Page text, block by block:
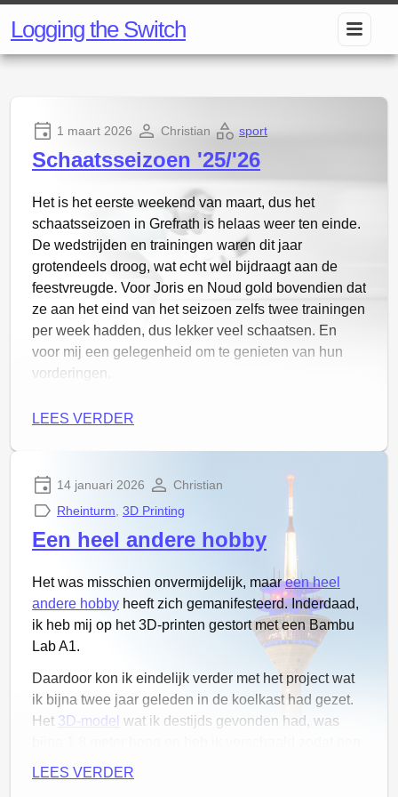
Logging the Switch
1 maart 2026 Christian sport
Schaatsseizoen '25/'26
Het is het eerste weekend van maart, dus het
schaatsseizoen in Grefrath is helaas weer ten einde.
De wedstrijden en trainingen waren dit jaar
grotendeels droog, wat echt wel bijdraagt aan de
feestvreugde. Voor Joris en Noud gold bovendien dat
ze aan het eind van het seizoen zelfs twee trainingen
per week hadden, dus lekker veel schaatsen. En
voor mij een gelegenheid om te genieten van hun
vorderingen.
wachten…
Joris heeft bij de ECG-RSNL-Pokal de derde plek
weten te bereiken. Daarnaast heeft hij de prijs voor
“Doorzettertje van het jaar” bij de RSNL
Jeugdschaatsvaardigheid gewonnen en óók nog
eens de grootste verbetering bij de jongens
neergezet met een 25% snellere tijd dan vorig jaar!
Lekker bezig.
Datum Wedstrijd
PRs seizoen 2024-2025
LEES VERDER
14 januari 2026
Christian
Rheinturm 3D Printing
Een heel andere hobby
Het was misschien onvermijdelijk, maareen heel
andere hobby heeft zich gemanifesteerd. Inderdaad,
ik heb mij op het 3D-printen gestort met een Bambu
Lab A1.
Daardoor kon ik eindelijk verder met het project wat
ik bijna twee jaar geleden in de koelkast had gezet.
Het 3D-model wat ik destijds gevonden had, was
LED strip van 144 LED’s per meter precies zou
LEES VERDER